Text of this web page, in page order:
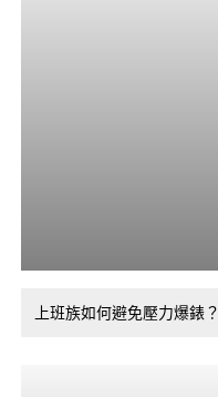
上班族如何避免壓力爆錶？